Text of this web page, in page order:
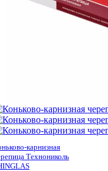
карнизная
Технониколь